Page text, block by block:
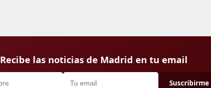
Recibe las noticias de Madrid en tu email
Suscribirme